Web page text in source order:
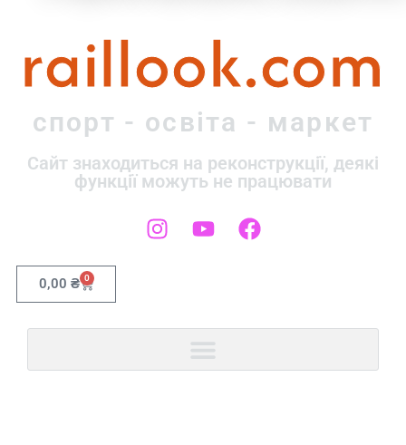
raillook.com
спорт - освіта - маркет
Сайт знаходиться на реконструкції, деякі
функції можуть не працювати
0,00 ₴ 0